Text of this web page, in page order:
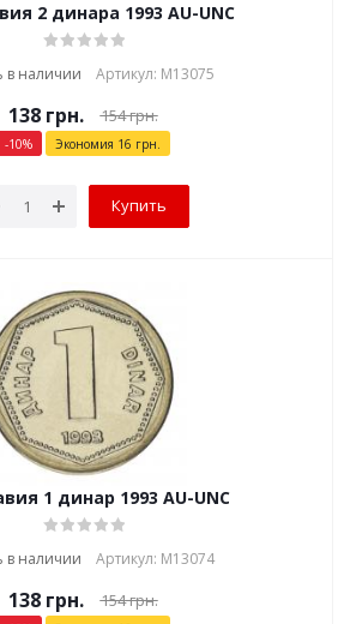
2 динара 1993 AU-UNC
в наличии Артикул: М13075
138грн. 154грн.
-10% Экономия 16 грн.
Купить
1 динар 1993 AU-UNC
в наличии Артикул: М13074
138грн. 154грн.